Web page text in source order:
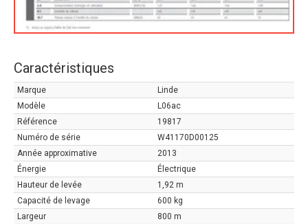
Caractéristiques
Marque
Linde
Modèle
L06ac
Référence
19817
Numéro de série
W41170D00125
Année approximative
2013
Énergie
Électrique
Hauteur de levée
1,92 m
Capacité de levage
600 kg
Largeur
800 m